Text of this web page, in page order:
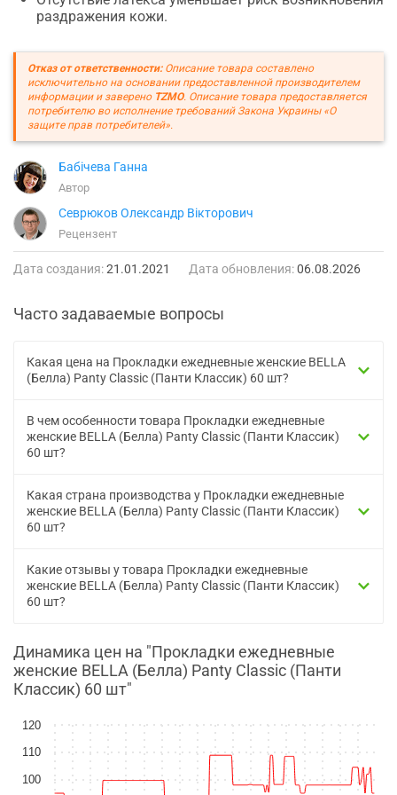
раздражения кожи.
Отказ от ответственности:Описание товара составлено
исключительно на основании предоставленной производителем
информации и заверено TZMO. Описание товара предоставляется
потребителю во исполнение требований Закона Украины «О
защите прав потребителей».
Бабічева Ганна
Автор
Севрюков Олександр Вікторович
Рецензент
Дата создания:21.01.2021 Дата обновления:06.08.2026
Часто задаваемые вопросы
Какая цена на Прокладки ежедневные женские BELLA
(Белла) Panty Classic (Панти Классик) 60 шт?
В чем особенности товара Прокладки ежедневные
женские BELLA (Белла) Panty Classic (Панти Классик)
60 шт?
Какая страна производства у Прокладки ежедневные
женские BELLA (Белла) Panty Classic (Панти Классик)
60 шт?
Какие отзывы у товара Прокладки ежедневные
женские BELLA (Белла) Panty Classic (Панти Классик)
60 шт?
Динамика цен на "Прокладки ежедневные
женские BELLA (Белла) Panty Classic (Панти
Классик) 60 шт"
100
110
120